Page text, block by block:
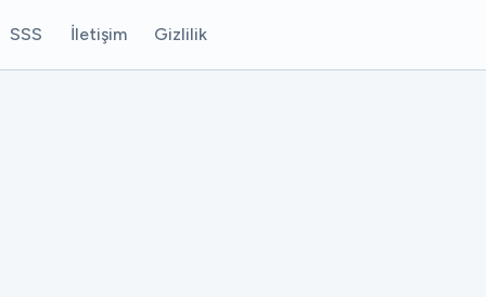
SSS İletişim Gizlilik